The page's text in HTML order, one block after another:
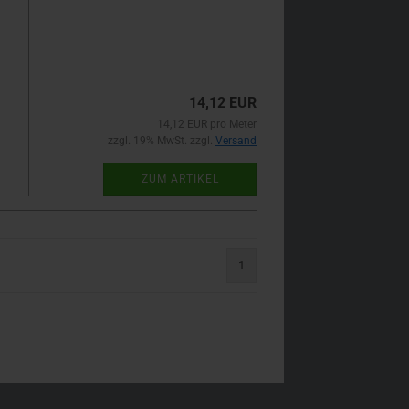
14,12 EUR
14,12 EUR pro Meter
zzgl. 19% MwSt. zzgl. Versand
ZUM ARTIKEL
1